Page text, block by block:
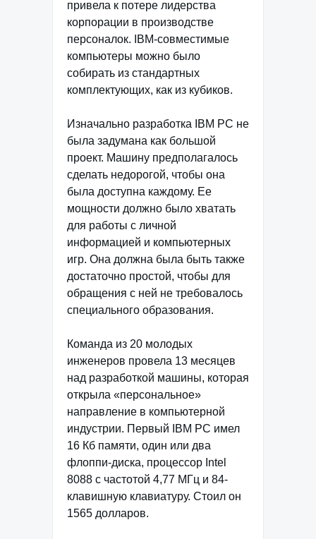
привела к потере лидерства
корпорации в производстве
персоналок. IBM-совместимые
компьютеры можно было
собирать из стандартных
комплектующих, как из кубиков.
Изначально разработка IBM РС не
была задумана как большой
проект. Машину предполагалось
сделать недорогой, чтобы она
была доступна каждому. Ее
мощности должно было хватать
для работы с личной
информацией и компьютерных
игр. Она должна была быть также
достаточно простой, чтобы для
обращения с ней не требовалось
специального образования.
Команда из 20 молодых
инженеров провела 13 месяцев
над разработкой машины, которая
открыла «персональное»
направление в компьютерной
индустрии. Первый IBM РС имел
16 Кб памяти, один или два
флоппи-диска, процессор Intel
8088 с частотой 4,77 МГц и 84-
клавишную клавиатуру. Стоил он
1565 долларов.